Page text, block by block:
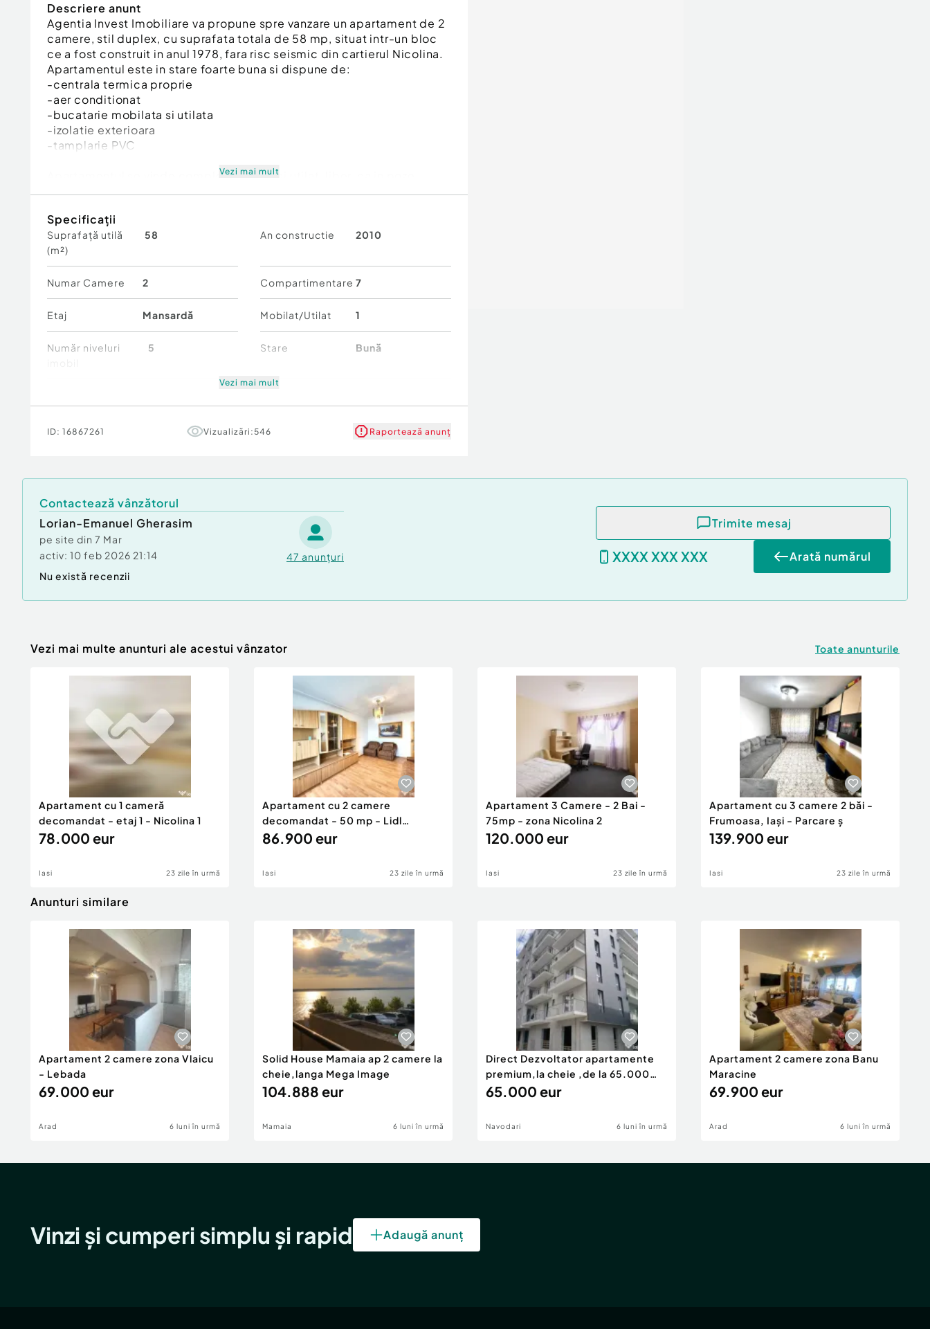
Descriere anunt
Agentia Invest Imobiliare va propune spre vanzare un apartament de 2
camere, stil duplex, cu suprafata totala de 58 mp, situat intr-un bloc
ce a fost construit in anul 1978, fara risc seismic din cartierul Nicolina.
Apartamentul este in stare foarte buna si dispune de:
-centrala termica proprie
-aer conditionat
-bucatarie mobilata si utilata
-izolatie exterioara
-tamplarie PVC
Apartamentul se vinde complet mobilat si utilat, liber, ca in poze.
Pentru mai multe detalii, nu ezitați să ne contactați la numărul:
???? 0757 669 325 – Lorian Gherasim
Id intern: P9368
Confort:1
Tip imobil:
Bloc de apartamente
Număr Băi:1
Comision cumpărător:
Vezi mai mult
Specificații
Suprafață utilă
(m²)
58 An constructie 2010
Numar Camere 2 Compartimentare 7
Etaj Mansardă Mobilat/Utilat 1
Număr niveluri
5 Stare Bună
Vezi mai mult
ID: 16867261 Vizualizări:546 Raportează anunț
Contactează vânzătorul
Lorian-Emanuel Gherasim
pe site din 7 Mar
activ: 10 feb 2026 21:14 47 anunțuri
Nu există recenzii
Trimite mesaj
XXXX XXX XXX Arată numărul
Vezi mai multe anunturi ale acestui vânzator Toate anunturile
Apartament cu 1 cameră
decomandat - etaj 1 - Nicolina 1
78.000 eur
Iasi 23 zile în urmă
Apartament cu 2 camere
decomandat - 50 mp - Lidl
Nicolina
86.900 eur
Iasi 23 zile în urmă
Apartament 3 Camere - 2 Bai -
75mp - zona Nicolina 2
120.000 eur
Iasi 23 zile în urmă
Apartament cu 3 camere 2 băi -
Frumoasa, Iași - Parcare ș
139.900 eur
Iasi 23 zile în urmă
Anunturi similare
Apartament 2 camere zona Vlaicu
- Lebada
69.000 eur
Arad 6 luni în urmă
Solid House Mamaia ap 2 camere la
cheie,langa Mega Image
104.888 eur
Mamaia 6 luni în urmă
Direct Dezvoltator apartamente
premium,la cheie ,de la 65.000
eur
65.000 eur
Navodari 6 luni în urmă
Apartament 2 camere zona Banu
Maracine
69.900 eur
Arad 6 luni în urmă
Vinzi și cumperi simplu și rapid Adaugă anunț